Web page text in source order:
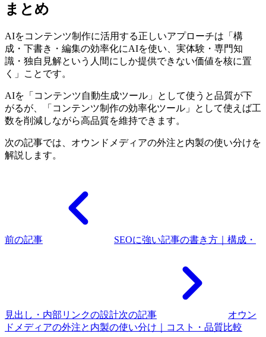
まとめ
AIをコンテンツ制作に活用する正しいアプローチは「構
成・下書き・編集の効率化にAIを使い、実体験・専門知
識・独自見解という人間にしか提供できない価値を核に置
く」ことです。
AIを「コンテンツ自動生成ツール」として使うと品質が下
がるが、「コンテンツ制作の効率化ツール」として使えば工
数を削減しながら高品質を維持できます。
次の記事では、オウンドメディアの外注と内製の使い分けを
解説します。
前の記事 SEOに強い記事の書き方｜構成・
見出し・内部リンクの設計次の記事
オウン
ドメディアの外注と内製の使い分け｜コスト・品質比較